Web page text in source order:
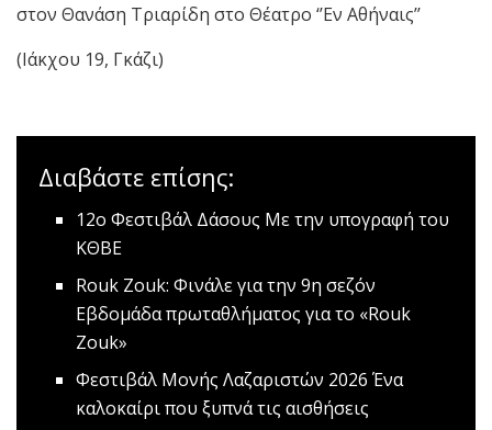
στον Θανάση Τριαρίδη στο Θέατρο ‘’Εν Αθήναις’’
(Ιάκχου 19, Γκάζι)
Διαβάστε επίσης:
12ο Φεστιβάλ Δάσους Με την υπογραφή του
ΚΘΒΕ
Rouk Zouk: Φινάλε για την 9η σεζόν
Εβδομάδα πρωταθλήματος για το «Rouk
Zouk»
Φεστιβάλ Μονής Λαζαριστών 2026 Ένα
καλοκαίρι που ξυπνά τις αισθήσεις